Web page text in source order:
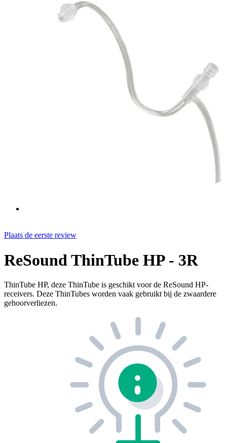
Plaats de eerste review
ReSound ThinTube HP - 3R
ThinTube HP, deze ThinTube is geschikt voor de ReSound HP-
receivers. Deze ThinTubes worden vaak gebruikt bij de zwaardere
gehoorverliezen.